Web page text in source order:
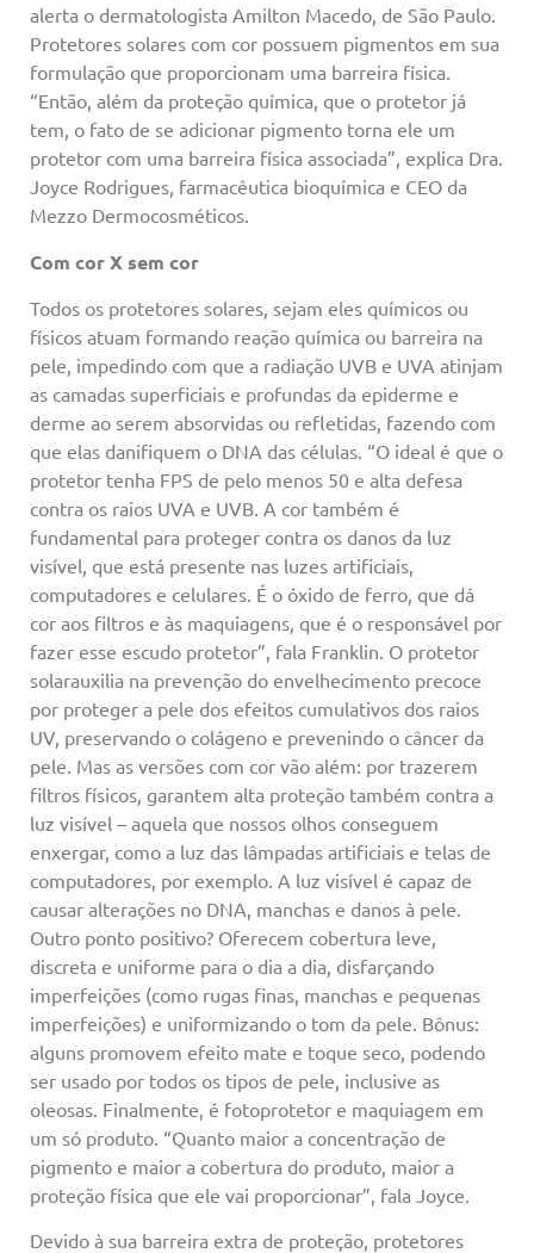
alerta o dermatologista Amilton Macedo, de São Paulo.
Protetores solares com cor possuem pigmentos em sua
formulação que proporcionam uma barreira física.
“Então, além da proteção química, que o protetor já
tem, o fato de se adicionar pigmento torna ele um
protetor com uma barreira física associada”, explica Dra.
Joyce Rodrigues, farmacêutica bioquímica e CEO da
Mezzo Dermocosméticos.
Com cor X sem cor
Todos os protetores solares, sejam eles químicos ou
físicos atuam formando reação química ou barreira na
pele, impedindo com que a radiação UVB e UVA atinjam
as camadas superficiais e profundas da epiderme e
derme ao serem absorvidas ou refletidas, fazendo com
que elas danifiquem o DNA das células. “O ideal é que o
protetor tenha FPS de pelo menos 50 e alta defesa
contra os raios UVA e UVB. A cor também é
fundamental para proteger contra os danos da luz
visível, que está presente nas luzes artificiais,
computadores e celulares. É o óxido de ferro, que dá
cor aos filtros e às maquiagens, que é o responsável por
fazer esse escudo protetor”, fala Franklin. O protetor
solarauxilia na prevenção do envelhecimento precoce
por proteger a pele dos efeitos cumulativos dos raios
UV, preservando o colágeno e prevenindo o câncer da
pele. Mas as versões com cor vão além: por trazerem
filtros físicos, garantem alta proteção também contra a
luz visível – aquela que nossos olhos conseguem
enxergar, como a luz das lâmpadas artificiais e telas de
computadores, por exemplo. A luz visível é capaz de
causar alterações no DNA, manchas e danos à pele.
Outro ponto positivo? Oferecem cobertura leve,
discreta e uniforme para o dia a dia, disfarçando
imperfeições (como rugas finas, manchas e pequenas
imperfeições) e uniformizando o tom da pele. Bônus:
alguns promovem efeito mate e toque seco, podendo
ser usado por todos os tipos de pele, inclusive as
oleosas. Finalmente, é fotoprotetor e maquiagem em
um só produto. “Quanto maior a concentração de
pigmento e maior a cobertura do produto, maior a
proteção física que ele vai proporcionar”, fala Joyce.
Devido à sua barreira extra de proteção, protetores